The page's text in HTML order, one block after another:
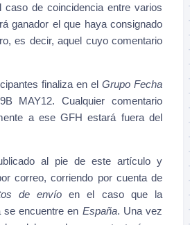
caso de coincidencia entre varios
ganador el que haya consignado
es decir, aquel cuyo comentario
finaliza en el Grupo Fecha
MAY12. Cualquier comentario
a ese GFH estará fuera del
al pie de este artículo y
correo, corriendo por cuenta de
de envío en el caso que la
se encuentre en España. Una vez